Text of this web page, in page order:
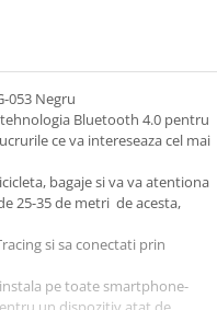
053 Negru
Bluetooth 4.0 pentru
ce va intereseaza cel mai
bagaje si va va atentiona
25-35 de metri de acesta,
si sa conectati prin
pe toate smartphone-